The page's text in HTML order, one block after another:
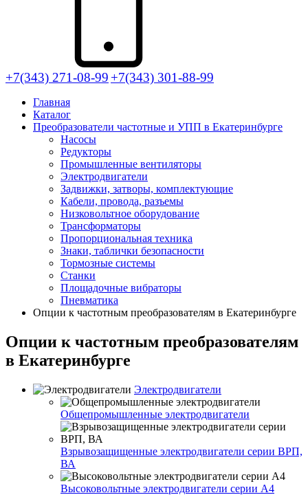
+7(343) 271-08-99 +7(343) 301-88-99
Главная
Каталог
Преобразователи частотные и УПП в Екатеринбурге
Насосы
Редукторы
Промышленные вентиляторы
Электродвигатели
Задвижки, затворы, комплектующие
Кабели, провода, разъемы
Низковольтное оборудование
Трансформаторы
Пропорциональная техника
Знаки, таблички безопасности
Тормозные системы
Станки
Площадочные вибраторы
Пневматика
Опции к частотным преобразователям в Екатеринбурге
Опции к частотным преобразователям
в Екатеринбурге
Электродвигатели
Общепромышленные электродвигатели
Взрывозащищенные электродвигатели серии ВРП,
ВА
Высоковольтные электродвигатели серии А4